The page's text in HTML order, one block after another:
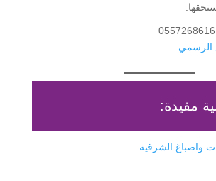
الرسمي
مفيدة:
واصباغ الشرقية